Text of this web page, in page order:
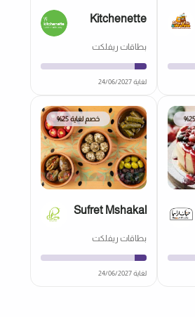
Kitchenette
بطاقات ريفلكت
لغاية 24/06/2027
خصم لغاية 25%
Sufret Mshakal
بطاقات ريفلكت
لغاية 24/06/2027